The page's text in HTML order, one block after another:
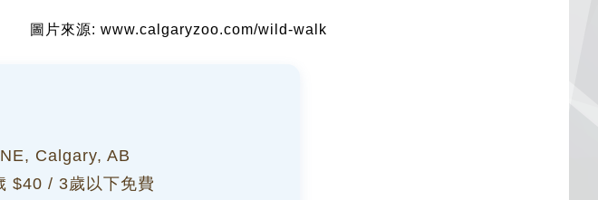
圖片來源: www.calgaryzoo.com/wild-walk
Calgary, AB
$40 / 3歲以下免費